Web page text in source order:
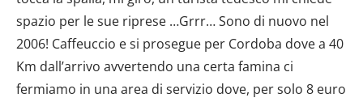
spazio per le sue riprese …Grrr… Sono di nuovo nel
2006! Caffeuccio e si prosegue per Cordoba dove a 40
Km dall’arrivo avvertendo una certa famina ci
fermiamo in una area di servizio dove, per solo 8 euro